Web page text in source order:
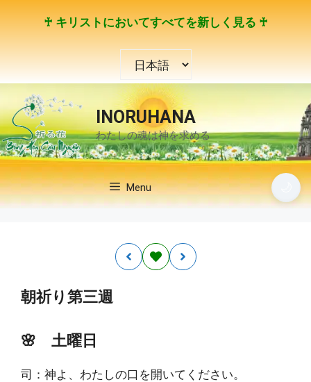
ス
キ
ッ
プ
♰ キリストにおいてすべてを新しく見る ♰
を
選
択
INORUHANA
わたしの魂は神を求める
Menu
朝祈り第三週
🌸 土曜日
司：神よ、わたしの口を開いてください。